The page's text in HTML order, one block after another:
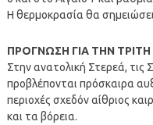
Η θερμοκρασία θα
ΠΡΟΓΝΩΣΗ ΓΙΑ ΤΗΝ ΤΡΙΤΗ
Στην ανατολική Στερεά, τις
προβλέπονται πρόσκαιρα
περιοχές σχεδόν αίθριος
και τα βόρεια.